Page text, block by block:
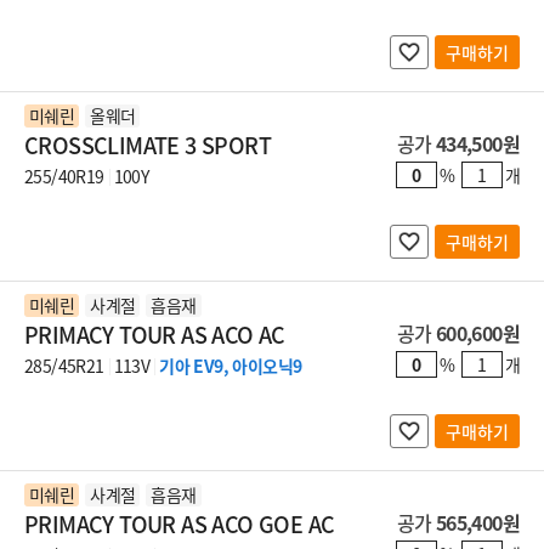
구매하기
미쉐린 올웨더
CROSSCLIMATE 3 SPORT
255/40R19 100Y
공가434,500원
% 개
구매하기
미쉐린 사계절 흡음재
PRIMACY TOUR AS ACO AC
285/45R21 113V 기아 EV9, 아이오닉9
공가600,600원
% 개
구매하기
미쉐린 사계절 흡음재
PRIMACY TOUR AS ACO GOE AC 공가565,400원